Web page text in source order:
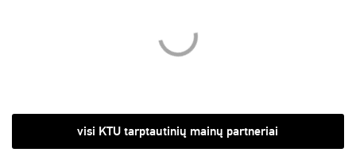
visi KTU tarptautinių mainų partneriai